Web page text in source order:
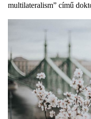
multilateralism” című